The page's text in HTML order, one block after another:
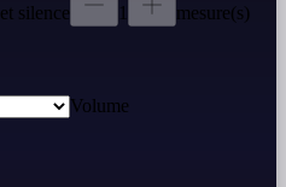
et silence 1
mesure(s)
Volume